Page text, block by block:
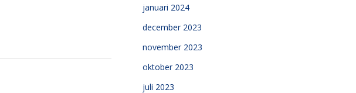
januari 2024
december 2023
november 2023
oktober 2023
juli 2023